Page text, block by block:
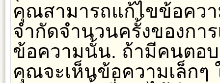
คุณสามารถแก้ไขข้อคว
จำกัดจำนวนครั้งของก
ข้อความนั้น. ถ้ามีคนตอ
คุณจะเห็นข้อความเล็ก